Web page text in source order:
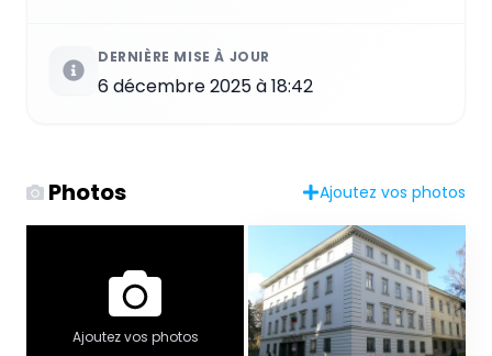
DERNIÈRE MISE À JOUR
6 décembre 2025 à 18:42
Photos Ajoutez vos photos
Ajoutez vos photos